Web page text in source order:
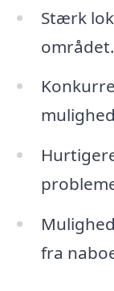
Stærk
området.
fra